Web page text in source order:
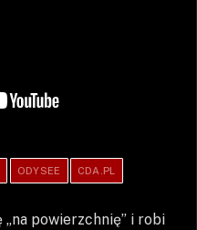
ODYSEE CDA.PL
powierzchnię” i robi